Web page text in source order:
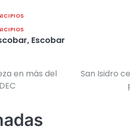
, Escobar
en más del
San Isidro